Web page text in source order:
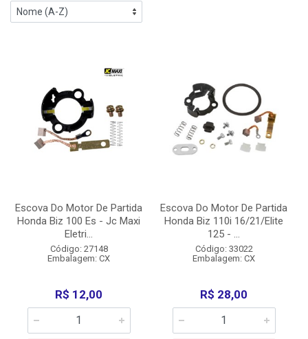
Escova Do Motor De Partida
Honda Biz 100 Es - Jc Maxi
Eletri...
Código: 27148
Embalagem: CX
R$ 12,00
Escova Do Motor De Partida
Honda Biz 110i 16/21/Elite
125 - ...
Código: 33022
Embalagem: CX
R$ 28,00